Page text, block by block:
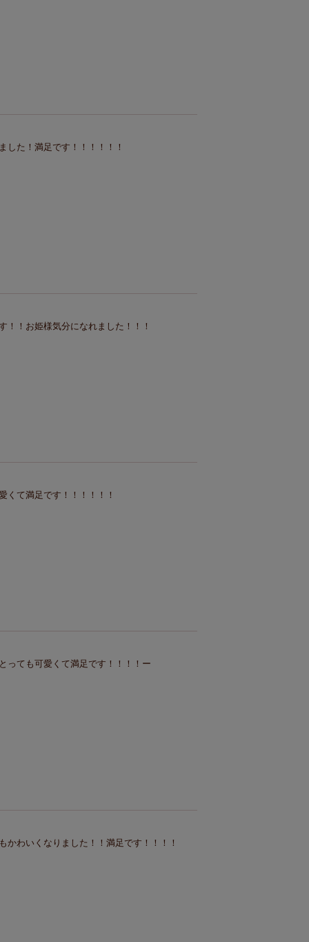
した！満足です！！！！！！
！！お姫様気分になれました！！！
くて満足です！！！！！！
っても可愛くて満足です！！！！ー
かわいくなりました！！満足です！！！！